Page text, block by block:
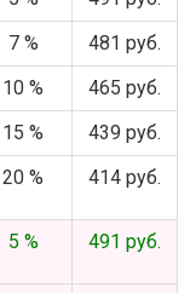
7 %
481 руб.
10 %
465 руб.
15 %
439 руб.
20 % 414 руб.
5 % 491 руб.